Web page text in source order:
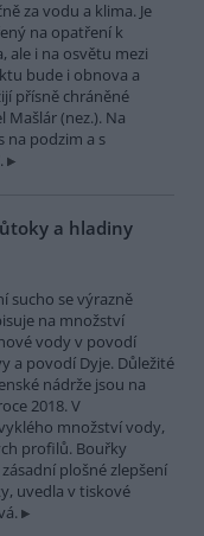
za vodu a klima. Je
na opatření k
ale i na osvětu mezi
bude i obnova a
přísně chráněné
(nez.). Na
na podzim a s
a hladiny
sucho se výrazně
na množství
vody v povodí
a povodí Dyje. Důležité
nádrže jsou na
2018. V
množství vody,
profilů. Bouřky
plošné zlepšení
uvedla v tiskové